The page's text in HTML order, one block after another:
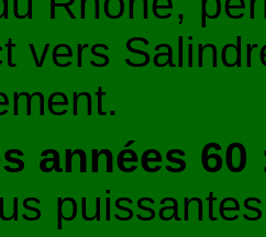
vers
années 60